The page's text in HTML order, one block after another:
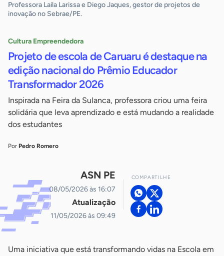
Professora Laila Larissa e Diego Jaques, gestor de projetos de
inovação no Sebrae/PE.
Cultura Empreendedora
Projeto de escola de Caruaru é destaque na
edição nacional do Prêmio Educador
Transformador 2026
Inspirada na Feira da Sulanca, professora criou uma feira
solidária que leva aprendizado e está mudando a realidade
dos estudantes
Por Pedro Romero
ASN PE
08/05/2026 às 16:07
Atualização
11/05/2026 às 09:49
COMPARTILHE
Uma iniciativa que está transformando vidas na Escola em